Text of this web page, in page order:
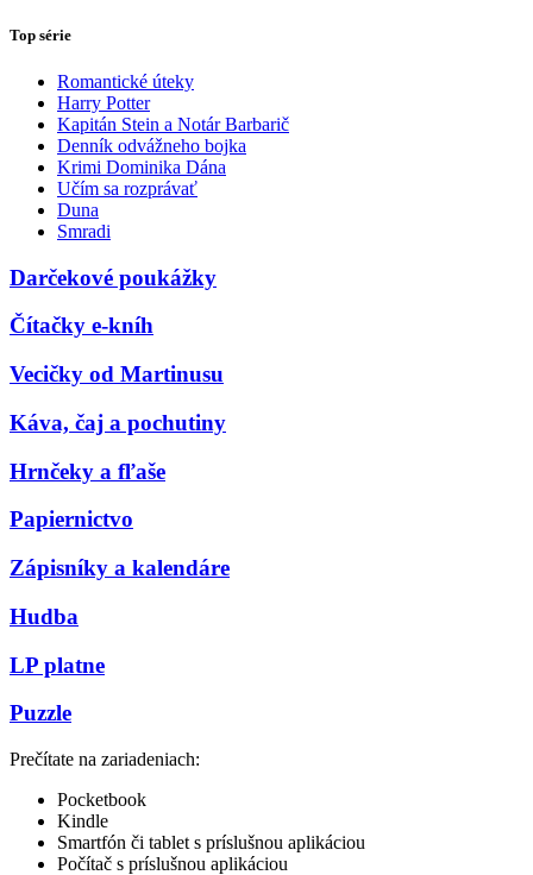
Top série
Romantické úteky
Harry Potter
Kapitán Stein a Notár Barbarič
Denník odvážneho bojka
Krimi Dominika Dána
Učím sa rozprávať
Duna
Smradi
Darčekové poukážky
Čítačky e-kníh
Vecičky od Martinusu
Káva, čaj a pochutiny
Hrnčeky a fľaše
Papiernictvo
Zápisníky a kalendáre
Hudba
LP platne
Puzzle
Prečítate na zariadeniach:
Pocketbook
Kindle
Smartfón či tablet s príslušnou aplikáciou
Počítač s príslušnou aplikáciou